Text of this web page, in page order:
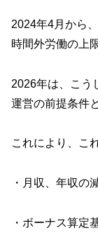
2024年4月から
時間外労働の上
2026年は、こう
運営の前提条件
これにより、こ
・月収、年収の
・ボーナス算定